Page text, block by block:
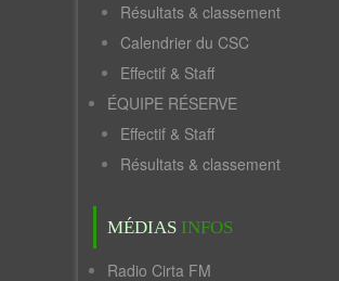
Résultats & classement
Calendrier du CSC
Effectif & Staff
ÉQUIPE RÉSERVE
Effectif & Staff
Résultats & classement
MÉDIAS INFOS
Radio Cirta FM